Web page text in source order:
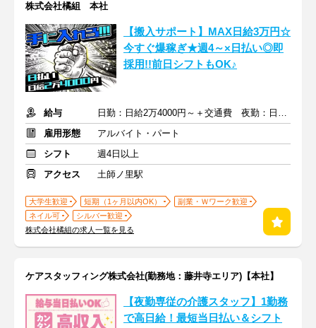
株式会社橘組 本社
【搬入サポート】MAX日給3万円☆
今すぐ爆稼ぎ★週4～×日払い◎即
採用!!前日シフトもOK♪
給与
日勤：日給2万4000円～＋交通費 夜勤：日給3万円～＋交通費
雇用形態
アルバイト・パート
シフト
週4日以上
アクセス
土師ノ里駅
大学生歓迎 短期（1ヶ月以内OK）
副業・Ｗワーク歓迎
ネイル可
シルバー歓迎
株式会社橘組の求人一覧を見る
ケアスタッフィング株式会社(勤務地：藤井寺エリア)【本社】
【夜勤専従の介護スタッフ】1勤務
で高日給！最短当日払い＆シフト